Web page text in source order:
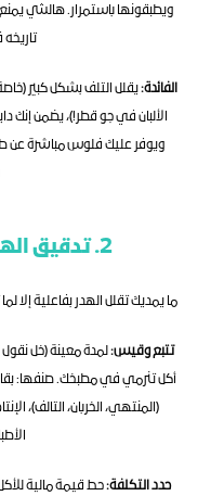
تاريخه
الفائدة:
2. تدقيق الهدر: اعرف عدوك 📊
ما يمديك تقلل الهدر بفاعلية
تتبع وقيس:
حدد التكلفة: